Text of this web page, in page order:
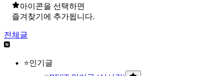
아이콘을 선택하면
즐겨찾기에 추가됩니다.
전체글
⭐인기글